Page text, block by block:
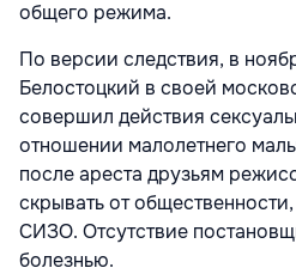
общего режима.
По версии следствия, в
Белостоцкий в своей
совершил действия
отношении малолетнего
после ареста друзьям
скрывать от
СИЗО. Отсутствие
болезнью.